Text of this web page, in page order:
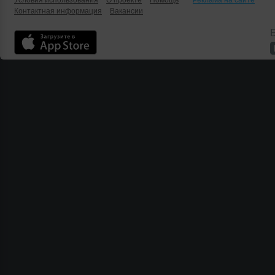
Контактная информация
Вакансии